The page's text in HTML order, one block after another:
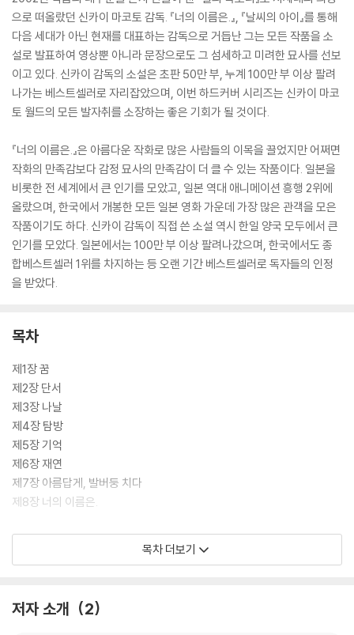
으로 떠올랐던 신카이 마코토 감독. 『너의 이름은.』, 『날씨의 아이』를 통해
다음 세대가 아닌 현재를 대표하는 감독으로 거듭난 그는 모든 작품을 소
설로 발표하여 영상뿐 아니라 문장으로도 그 섬세하고 미려한 묘사를 선보
이고 있다. 신카이 감독의 소설은 초판 50만 부, 누계 100만 부 이상 팔려
나가는 베스트셀러로 자리잡았으며, 이번 하드커버 시리즈는 신카이 마코
토 월드의 모든 발자취를 소장하는 좋은 기회가 될 것이다.
『너의 이름은.』은 아름다운 작화로 많은 사람들의 이목을 끌었지만 어쩌면
작화의 만족감보다 감정 묘사의 만족감이 더 클 수 있는 작품이다. 일본을
비롯한 전 세계에서 큰 인기를 모았고, 일본 역대 애니메이션 흥행 2위에
올랐으며, 한국에서 개봉한 모든 일본 영화 가운데 가장 많은 관객을 모은
작품이기도 하다. 신카이 감독이 직접 쓴 소설 역시 한일 양국 모두에서 큰
인기를 모았다. 일본에서는 100만 부 이상 팔려나갔으며, 한국에서도 종
합베스트셀러 1위를 차지하는 등 오랜 기간 베스트셀러로 독자들의 인정
을 받았다.
목차
제1장 꿈
제2장 단서
제3장 나날
제4장 탐방
제5장 기억
제6장 재연
제7장 아름답게, 발버둥 치다
제8장 너의 이름은.
후기
목차 더보기
저자 소개 2